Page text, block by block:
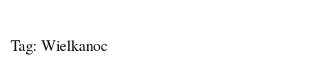
Tag: Wielkanoc